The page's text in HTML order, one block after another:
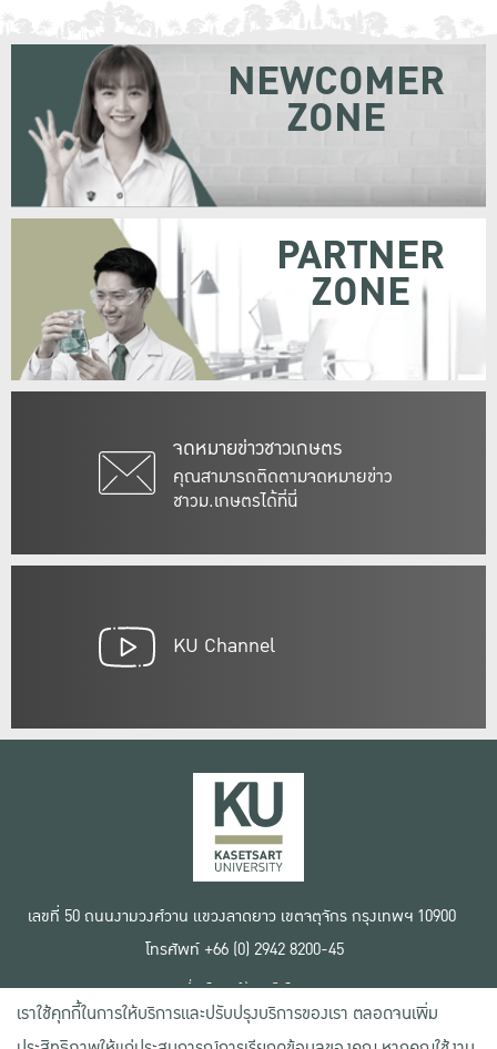
จดหมายข่าวชาวเกษตร
คุณสามารถติดตามจดหมายข่าว
ชาวม.เกษตรได้ที่นี่
NEWCOMER
ZONE
PARTNER
ZONE
KU Channel
เลขที่ 50 ถนนงามวงศ์วาน แขวงลาดยาว เขตจตุจักร กรุงเทพฯ 10900
โทรศัพท์ +66 (0) 2942 8200-45
เงื่อนไขการใช้งานเว็บไซต์
ข้อตกลงด้านสิทธิ์ใช้งาน
นโยบายความเป็นส่วนตัว
เราใช้คุกกี้ในการให้บริการและปรับปรุงบริการของเรา ตลอดจนเพิ่ม